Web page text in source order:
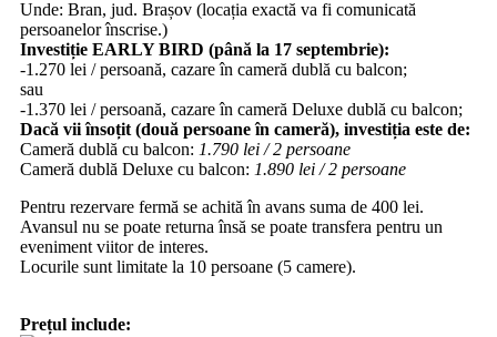
Unde: Bran, jud. Brașov (locația exactă va fi comunicată
persoanelor înscrise.)
Investiție EARLY BIRD (până la 17 septembrie):
-1.270 lei / persoană, cazare în cameră dublă cu balcon;
sau
-1.370 lei / persoană, cazare în cameră Deluxe dublă cu balcon;
Dacă vii însoțit (două persoane în cameră), investiția este de:
Cameră dublă cu balcon: 1.790 lei / 2 persoane
Cameră dublă Deluxe cu balcon: 1.890 lei / 2 persoane
Pentru rezervare fermă se achită în avans suma de 400 lei.
Avansul nu se poate returna însă se poate transfera pentru un
eveniment viitor de interes.
Locurile sunt limitate la 10 persoane (5 camere).
Prețul include: